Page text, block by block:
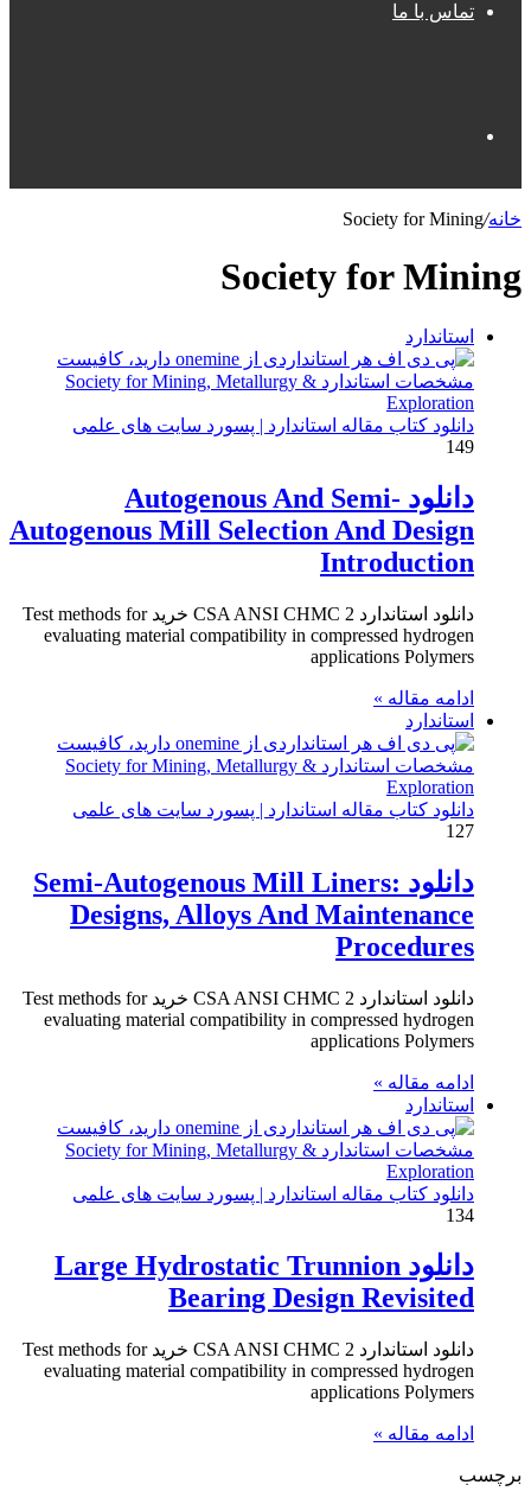
تماس با ما
خانه/
Society for Mining
Society for Mining
استاندارد
دانلود کتاب مقاله استاندارد | پسورد سایت های علمی
149
دانلود Autogenous And Semi-
Autogenous Mill Selection And Design
Introduction
دانلود استاندارد CSA ANSI CHMC 2 خرید Test methods for
evaluating material compatibility in compressed hydrogen
applications Polymers
ادامه مقاله »
استاندارد
دانلود کتاب مقاله استاندارد | پسورد سایت های علمی
127
دانلود Semi-Autogenous Mill Liners:
Designs, Alloys And Maintenance
Procedures
دانلود استاندارد CSA ANSI CHMC 2 خرید Test methods for
evaluating material compatibility in compressed hydrogen
applications Polymers
ادامه مقاله »
استاندارد
دانلود کتاب مقاله استاندارد | پسورد سایت های علمی
134
دانلود Large Hydrostatic Trunnion
Bearing Design Revisited
دانلود استاندارد CSA ANSI CHMC 2 خرید Test methods for
evaluating material compatibility in compressed hydrogen
applications Polymers
ادامه مقاله »
برچسب